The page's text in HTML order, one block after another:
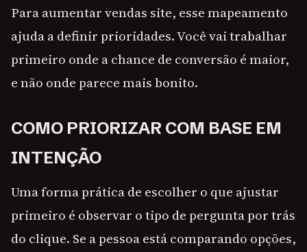
Para aumentar vendas site, esse mapeamento
ajuda a definir prioridades. Você vai trabalhar
primeiro onde a chance de conversão é maior,
e não onde parece mais bonito.
COMO PRIORIZAR COM BASE EM
INTENÇÃO
Uma forma prática de escolher o que ajustar
primeiro é observar o tipo de pergunta por trás
do clique. Se a pessoa está comparando opções,